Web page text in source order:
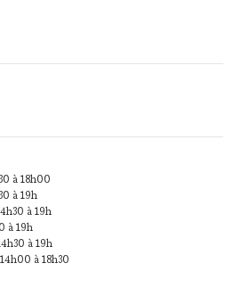
à 18h00
à 19h
à 19h
à 19h
à 19h
à 18h30